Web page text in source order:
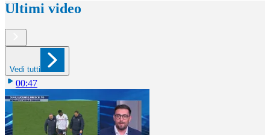
Ultimi video
Vedi tutti
00:47